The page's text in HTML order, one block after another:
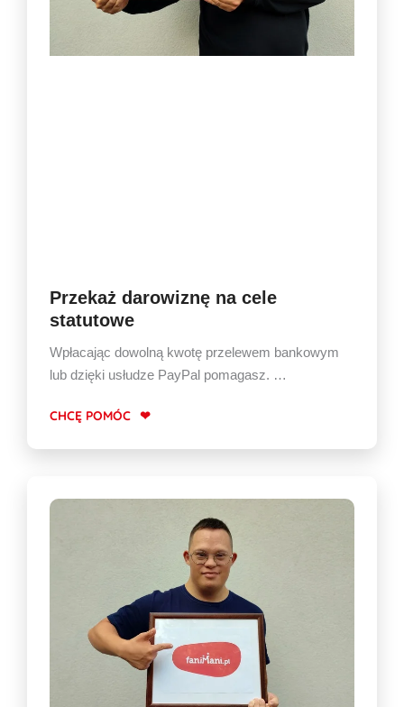
Przekaż darowiznę na cele
statutowe
Wpłacając dowolną kwotę przelewem bankowym
lub dzięki usłudze PayPal pomagasz. …
CHCĘ POMÓC